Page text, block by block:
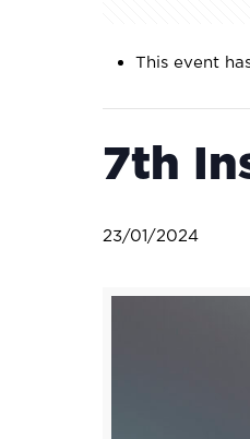
This event
7th
23/01/2024